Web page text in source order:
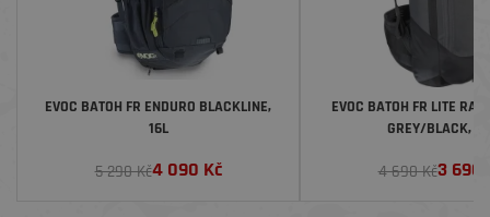
EVOC BATOH FR ENDURO BLACKLINE,
16L
5 290 Kč4 090 Kč
EVOC BATOH FR LITE
GREY/BLACK,
4 690 Kč3 690